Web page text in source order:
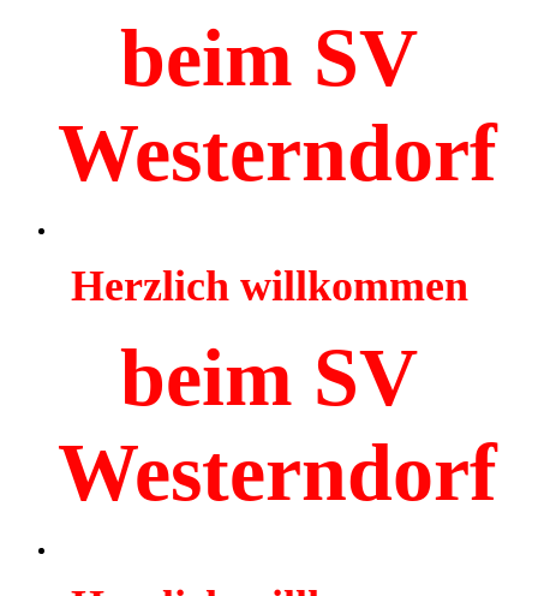
beim SV
Westerndorf
Herzlich willkommen
beim SV
Westerndorf